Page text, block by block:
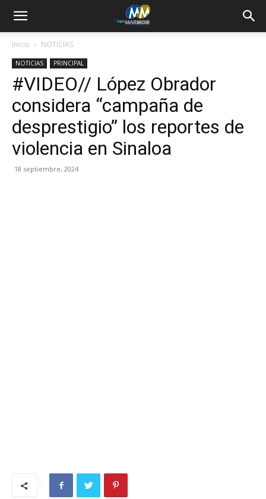
Inicio NOTICIAS
NOTICIAS PRINCIPAL
#VIDEO// López Obrador
considera “campaña de
desprestigio” los reportes de
violencia en Sinaloa
18 septiembre, 2024